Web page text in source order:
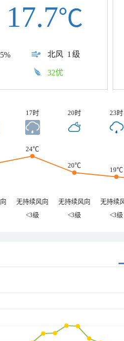
北风 1级
17.7℃
32优
17时 20时 23时
24℃
20℃
19℃
无持续风向 无持续风向
无持续
<3级 <3级 <3级